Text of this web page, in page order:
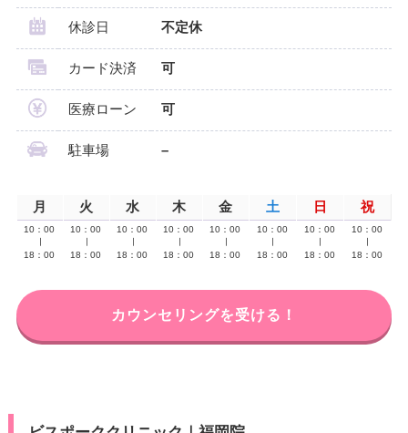
休診日 不定休
カード決済 可
医療ローン 可
駐車場 –
月 火 水 木 金 土 日 祝
10：00
18：00
10：00
18：00
10：00
18：00
10：00
18：00
10：00
18：00
10：00
18：00
10：00
18：00
10：00
18：00
カウンセリングを受ける！